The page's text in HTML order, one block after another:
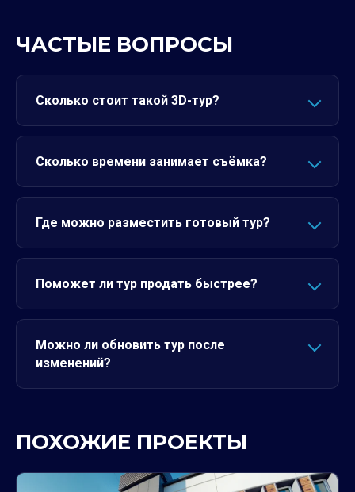
ЧАСТЫЕ ВОПРОСЫ
Сколько стоит такой 3D-тур?
Сколько времени занимает съёмка?
Где можно разместить готовый тур?
Поможет ли тур продать быстрее?
Можно ли обновить тур после
изменений?
ПОХОЖИЕ ПРОЕКТЫ